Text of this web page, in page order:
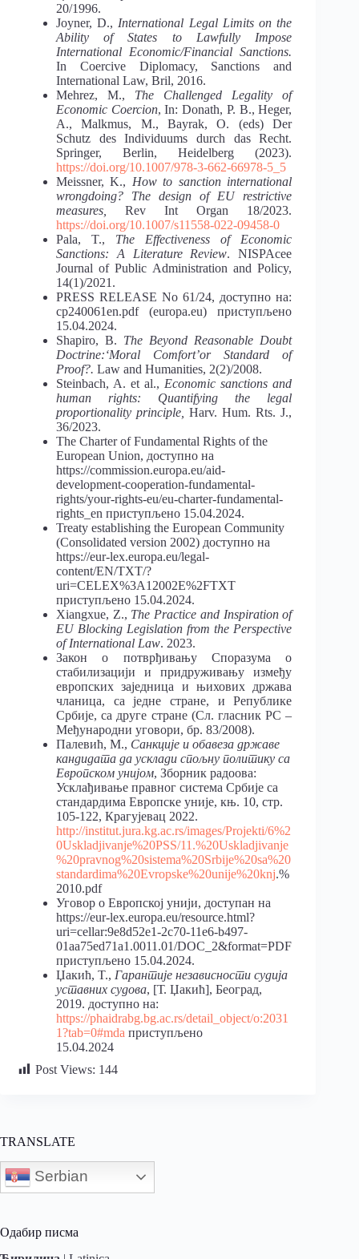
20/1996.
Joyner, D., International Legal Limits on the
Ability of States to Lawfully Impose
International Economic/Financial Sanctions.
In Coercive Diplomacy, Sanctions and
International Law, Bril, 2016.
Mehrez, M., The Challenged Legality of
Economic Coercion, In: Donath, P. B., Heger,
A., Malkmus, M., Bayrak, O. (eds) Der
Schutz des Individuums durch das Recht.
Springer, Berlin, Heidelberg (2023).
https://doi.org/10.1007/978-3-662-66978-5_5
Meissner, K., How to sanction international
wrongdoing? The design of EU restrictive
measures,
Rev Int Organ 18/2023.
https://doi.org/10.1007/s11558-022-09458-0
Pala, T., The Effectiveness of Economic
Sanctions: A Literature Review. NISPAcee
Journal of Public Administration and Policy,
14(1)/2021.
PRESS RELEASE No 61/24, доступно на:
cp240061en.pdf (europa.eu) приступљено
15.04.2024.
Shapiro, B. The Beyond Reasonable Doubt
Doctrine:‘Moral Comfort’or Standard of
Proof?. Law and Humanities, 2(2)/2008.
Steinbach, A. et al., Economic sanctions and
human rights: Quantifying the legal
proportionality principle, Harv. Hum. Rts. J.,
36/2023.
The Charter of Fundamental Rights of the
European Union, доступно на
https://commission.europa.eu/aid-
development-cooperation-fundamental-
rights/your-rights-eu/eu-charter-fundamental-
rights_en приступљено 15.04.2024.
Treaty establishing the European Community
(Consolidated version 2002) доступно на
https://eur-lex.europa.eu/legal-
content/EN/TXT/?
uri=CELEX%3A12002E%2FTXT
приступљено 15.04.2024.
Xiangxue, Z., The Practice and Inspiration of
EU Blocking Legislation from the Perspective
of International Law. 2023.
Закон о потврђивању Споразума о
стабилизацији и придруживању између
европских заједница и њихових држава
чланица, са једне стране, и Републике
Србије, са друге стране (Сл. гласник РС –
Међународни уговори, бр. 83/2008).
Палевић, М., Санкције и обавеза државе
кандидата да усклади спољну политику са
Европском унијом, Зборник радоова:
Усклађивање правног система Србије са
стандардима Европске уније, књ. 10, стр.
105-122, Крагујевац 2022.
http://institut.jura.kg.ac.rs/images/Projekti/6%2
0Uskladjivanje%20PSS/11.%20Uskladjivanje
%20pravnog%20sistema%20Srbije%20sa%20
standardima%20Evropske%20unije%20knj.%
2010.pdf
Уговор о Европској унији, доступан на
https://eur-lex.europa.eu/resource.html?
uri=cellar:9e8d52e1-2c70-11e6-b497-
01aa75ed71a1.0011.01/DOC_2&format=PDF
приступљено 15.04.2024.
Џакић, T., Гарантије независности судија
уставних судова, [Т. Џакић], Београд,
2019. доступно на:
https://phaidrabg.bg.ac.rs/detail_object/o:2031
1?tab=0#mda приступљено
15.04.2024
Post Views: 144
TRANSLATE
Serbian
Одабир писма